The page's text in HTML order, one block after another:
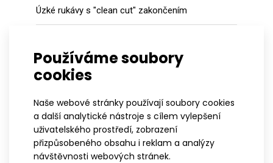
Používáme soubory
cookies
Naše webové stránky používají soubory cookies
a další analytické nástroje s cílem vylepšení
uživatelského prostředí, zobrazení
přizpůsobeného obsahu i reklam a analýzy
návštěvnosti webových stránek.
Úzké rukávy s "clean cut" zakončením
překrytem
Nohavice zakončené 7 cm širokou protiskluzovou
V rozkrokové části lepené spoje bez nití
Vystýlka Triatlon